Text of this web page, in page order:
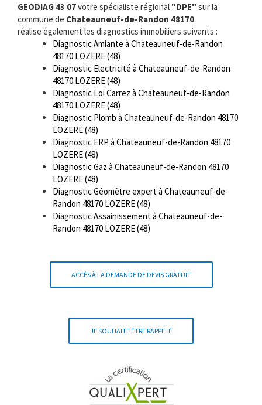
GEODIAG 43 07votre spécialiste régional "DPE" sur la
commune de Chateauneuf-de-Randon 48170
réalise également les diagnostics immobiliers suivants :
Diagnostic Amiante à Chateauneuf-de-Randon
48170 LOZERE (48)
Diagnostic Electricité à Chateauneuf-de-Randon
48170 LOZERE (48)
Diagnostic Loi Carrez à Chateauneuf-de-Randon
48170 LOZERE (48)
Diagnostic Plomb à Chateauneuf-de-Randon 48170
LOZERE (48)
Diagnostic ERP à Chateauneuf-de-Randon 48170
LOZERE (48)
Diagnostic Gaz à Chateauneuf-de-Randon 48170
LOZERE (48)
Diagnostic Géomètre expert à Chateauneuf-de-
Randon 48170 LOZERE (48)
Diagnostic Assainissement à Chateauneuf-de-
Randon 48170 LOZERE (48)
ACCÈS À LA DEMANDE DE DEVIS GRATUIT
JE SOUHAITE ÊTRE RAPPELÉ